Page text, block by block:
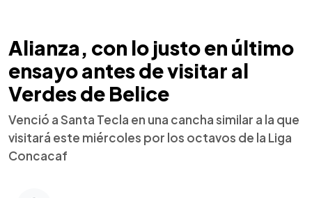
Alianza, con lo justo en último
ensayo antes de visitar al
Verdes de Belice
Venció a Santa Tecla en una cancha similar a la que
visitará este miércoles por los octavos de la Liga
Concacaf